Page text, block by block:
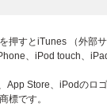
押すとiTunes （外部
、iPod touch、
App Store、iPodのロ
標です。